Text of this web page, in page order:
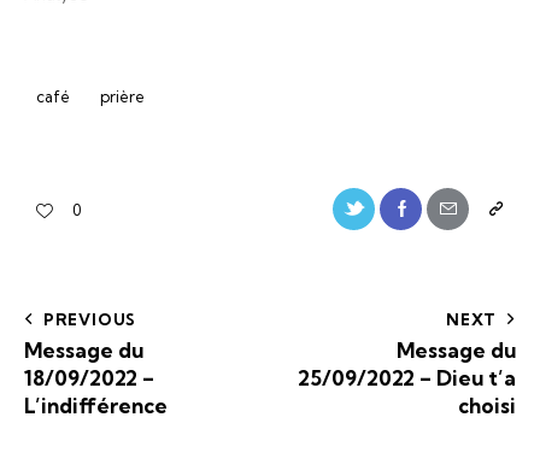
café prière
0
PREVIOUS
Message du
18/09/2022 –
L’indifférence
NEXT
Message du
25/09/2022 – Dieu t’a
choisi